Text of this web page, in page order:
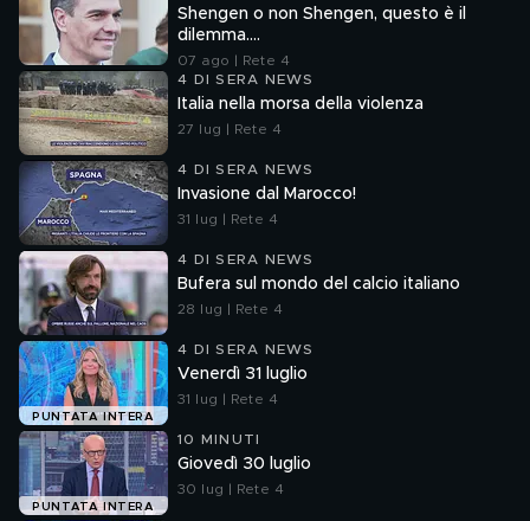
Shengen o non Shengen, questo è il
dilemma....
07 ago | Rete 4
4 DI SERA NEWS
Italia nella morsa della violenza
27 lug | Rete 4
4 DI SERA NEWS
Invasione dal Marocco!
31 lug | Rete 4
4 DI SERA NEWS
Bufera sul mondo del calcio italiano
28 lug | Rete 4
PUNTATA INTERA
4 DI SERA NEWS
Venerdì 31 luglio
31 lug | Rete 4
PUNTATA INTERA
10 MINUTI
Giovedì 30 luglio
30 lug | Rete 4